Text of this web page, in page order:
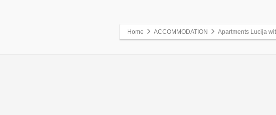
Home ACCOMMODATION Apartments Lucija